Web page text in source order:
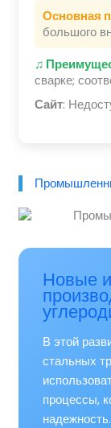
Основная
большого
♫
сварке;
Сайт:
Новые
В этой
стальных
процессы,